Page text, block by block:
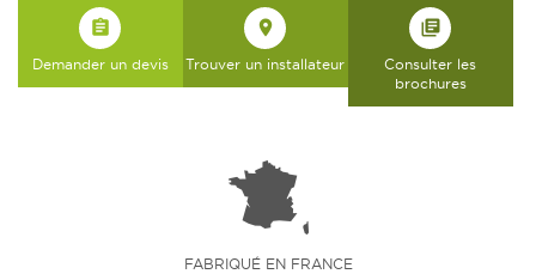
assignment
Demander un devis
place
Trouver un installateur
library_books
Consulter les
brochures
FABRIQUÉ EN FRANCE